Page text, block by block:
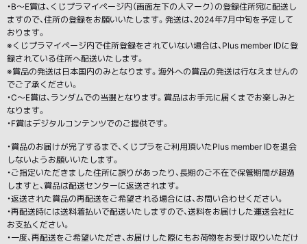
・B～E賞は、くじプラマイページ内（画面左下の人マーク）の登録住所宛に配送し
ますので、住所の登録をお願いいたします。発送は、2024年7月中旬を予定して
おります。
※くじプラマイページ内で住所登録をされていない場合は、Plus member IDに登
録されている住所へ配送いたします。
※賞品の発送は日本国内のみとなります。海外への賞品の発送は行なえませんの
でご了承ください。
・C〜E賞は、ランダムでの当選となります。賞品はお手元に届くまでお楽しみと
なります。
・F賞はデジタルコンテンツでのご提供です。
・賞品のお届けが完了するまで、くじプラをご利用頂いたPlus member IDを退会
しないようお願いいたします。
・ご指定いただきました住所に誤りがあったり、長期のご不在で保管期間が超過
しますと、賞品は配送センターに返送されます。
・返送された賞品の再配送をご希望される場合には、お問い合わせください。
・再配送時には送料着払いで配送いたしますので、送料をお届けした運送会社に
お支払ください。
・一度、再配送をご希望いただき、お届けした際にもお荷物をお受け取りいただけ